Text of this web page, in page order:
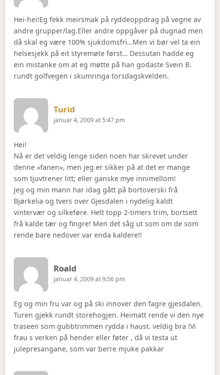
Hei-hei!Eg fekk meirsmak på ryddeoppdrag på vegne av
andre grupper/lag.Eller andre oppgåver på dugnad men
då skal eg være 100% sjukdomsfri…Men vi bør vel ta ein
helsesjekk på eit styremøte først… Dessutan hadde eg
ein mistanke om at eg møtte på han godaste Svein B.
rundt golfvegen i skumringa torsdagskvelden.
Turid
januar 4, 2009 at 5:47 pm
Hei!
Nå er det veldig lenge siden noen har skrevet under
denne «fanen», men jeg er sikker på at det er mange
som tjuvtrener litt; eller ganske mye innimellom!
Jeg og min mann har idag gått på bortoverski frå
Bjørkelia og tvers over Gjesdalen i nydelig kaldt
vintervær og silkeføre. Helt topp 2-timers trim, bortsett
frå kalde tær og fingre! Men det såg ut som om de som
rende bare nedover var enda kaldere!!
Roald
januar 4, 2009 at 9:56 pm
Eg og min fru var og på ski innover den fagre gjesdalen.
Turen gjekk rundt storehogjen. Heimatt rende vi den nye
traseen som gubbtrimmen rydda i haust. veldig bra !Vi
frau s verken på hender eller føter , då vi testa ut
julepresangane, som var berre mjuke pakkar